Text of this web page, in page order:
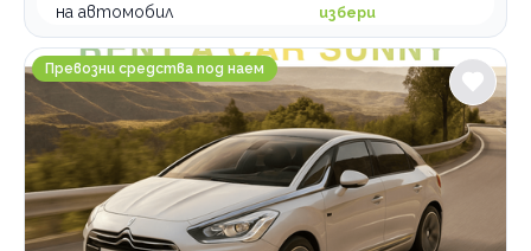
на автомобил
избери
Rent a car Sunny
Превозни средства под наем